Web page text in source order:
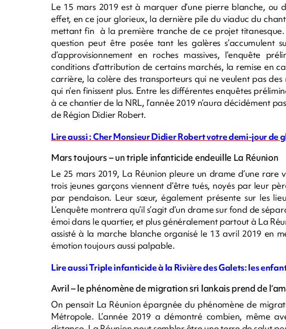
Le 15 mars 2019 est à marquer d’une pierre blanche, ou
effet, en ce jour glorieux, la dernière pile du viaduc du
mettant fin à la première tranche de ce projet
question peut être posée tant les galères s’accumulent
d’approvisionnement en roches massives, l’enquête
conditions d’attribution de certains marchés, la remise en
carrière, la colère des transporteurs qui ne veulent pas des
qui n’en finissent plus. Entre les différentes enquêtes
à ce chantier de la NRL, l’année 2019 n’aura décidément
de Région Didier Robert.
Lire aussi : Cher Monsieur Didier Robert votre demi-jour de
Mars toujours – un triple infanticide endeuille La Réunion
Le 25 mars 2019, La Réunion pleure un drame d’une rare
trois jeunes garçons viennent d’être tués, noyés par leur
par pendaison. Leur sœur, également présente sur les
L’enquête montrera qu’il s’agit d’un drame sur fond de
émoi dans le quartier, et plus généralement partout à La
assisté à la marche blanche organisé le 13 avril 2019 en
émotion toujours aussi palpable.
Lire aussi Triple infanticide à la Rivière des Galets: les
Avril – le phénomène de migration sri lankais prend de
On pensait La Réunion épargnée du phénomène de
Métropole. L’année 2019 a démontré combien, même